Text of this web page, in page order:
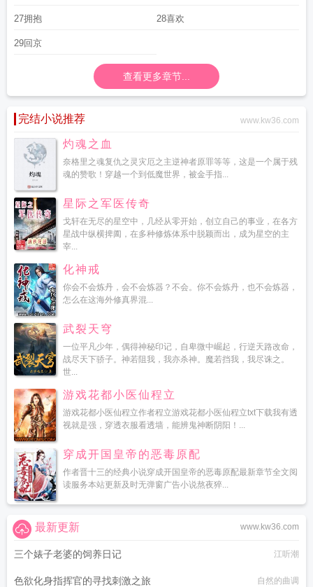
27拥抱 28喜欢
29回京
查看更多章节...
完结小说推荐 www.kw36.com
灼魂之血
奈格里之魂复仇之灵灾厄之主逆神者原罪等等，这是一个属于残
魂的赞歌！穿越一个到低魔世界，被金手指...
星际之军医传奇
戈轩在无尽的星空中，几经从零开始，创立自己的事业，在各方
星战中纵横捭阖，在多种修炼体系中脱颖而出，成为星空的主
宰...
化神戒
你会不会炼丹，会不会炼器？不会。你不会炼丹，也不会炼器，
怎么在这海外修真界混...
武裂天穹
一位平凡少年，偶得神秘印记，自卑微中崛起，行逆天路改命，
战尽天下骄子。神若阻我，我亦杀神。魔若挡我，我尽诛之。
世...
游戏花都小医仙程立
游戏花都小医仙程立作者程立游戏花都小医仙程立txt下载我有透
视就是强，穿透衣服看透墙，能辨鬼神断阴阳！...
穿成开国皇帝的恶毒原配
作者晋十三的经典小说穿成开国皇帝的恶毒原配最新章节全文阅
读服务本站更新及时无弹窗广告小说熬夜猝...
www.kw36.com
最新更新
三个婊子老婆的饲养日记 江听潮
色欲化身指挥官的寻找刺激之旅 自然的曲调